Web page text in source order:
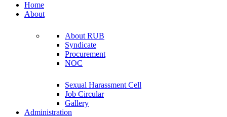
Home
About
About RUB
Syndicate
Procurement
NOC
Sexual Harassment Cell
Job Circular
Gallery
Administration